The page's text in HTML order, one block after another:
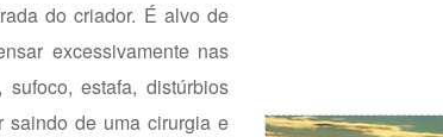
do criador. É alvo de
excessivamente nas
estafa, distúrbios
saindo de uma cirurgia e